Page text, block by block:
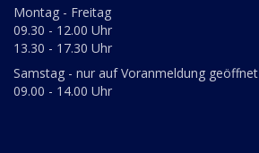
Montag - Freitag
09.30 - 12.00 Uhr
13.30 - 17.30 Uhr
Samstag - nur auf Voranmeldung geöffnet
09.00 - 14.00 Uhr